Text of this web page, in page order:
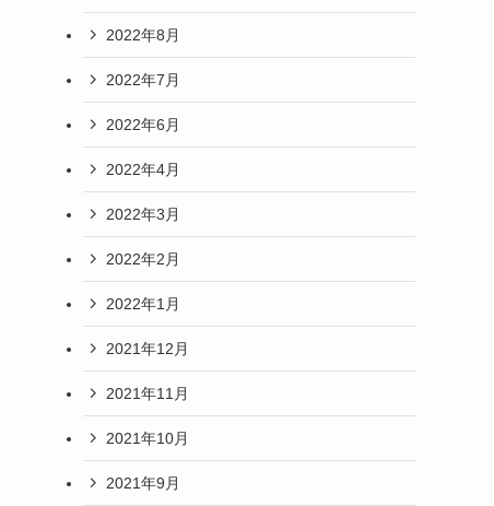
2022年8月
2022年7月
2022年6月
2022年4月
2022年3月
2022年2月
2022年1月
2021年12月
2021年11月
2021年10月
2021年9月